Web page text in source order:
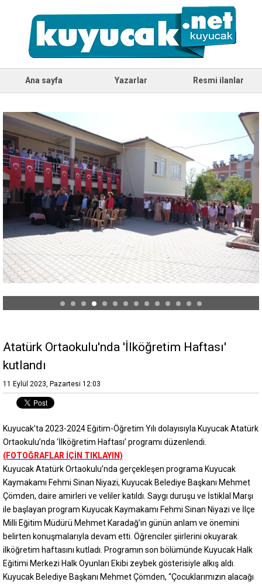
Ana sayfa Yazarlar Resmi ilanlar
Atatürk Ortaokulu'nda 'İlköğretim Haftası'
kutlandı
11 Eylül 2023, Pazartesi 12:03
Kuyucak’ta 2023-2024 Eğitim-Öğretim Yılı dolayısıyla Kuyucak Atatürk
Ortaokulu’nda ‘İlköğretim Haftası’ programı düzenlendi.
(FOTOĞRAFLAR İÇİN TIKLAYIN)
Kuyucak Atatürk Ortaokulu’nda gerçekleşen programa Kuyucak
Kaymakamı Fehmi Sinan Niyazi, Kuyucak Belediye Başkanı Mehmet
Çömden, daire amirleri ve veliler katıldı. Saygı duruşu ve İstiklal Marşı
ile başlayan program Kuyucak Kaymakamı Fehmi Sinan Niyazi ve İlçe
Milli Eğitim Müdürü Mehmet Karadağ’ın günün anlam ve önemini
belirten konuşmalarıyla devam etti. Öğrenciler şiirlerini okuyarak
ilköğretim haftasını kutladı. Programın son bölümünde Kuyucak Halk
Eğitimi Merkezi Halk Oyunları Ekibi zeybek gösterisiyle alkış aldı.
Kuyucak Belediye Başkanı Mehmet Çömden, “Çocuklarımızın alacağı